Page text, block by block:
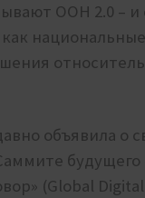
ООН 2.0 – и
объявила о
будущего
(Global